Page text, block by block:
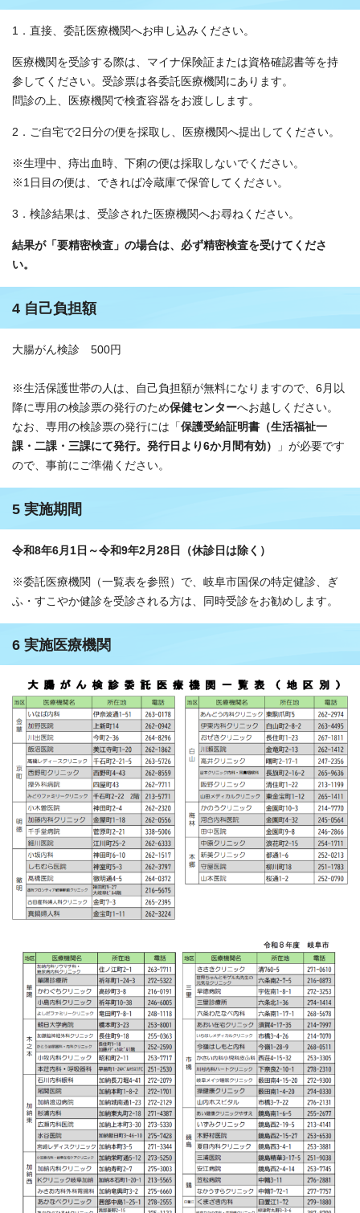
1．直接、委託医療機関へお申し込みください。
医療機関を受診する際は、マイナ保険証または資格確認書等を持
参してください。受診票は各委託医療機関にあります。
問診の上、医療機関で検査容器をお渡しします。
2．ご自宅で2日分の便を採取し、医療機関へ提出してください。
※生理中、痔出血時、下痢の便は採取しないでください。
※1日目の便は、できれば冷蔵庫で保管してください。
3．検診結果は、受診された医療機関へお尋ねください。
結果が「要精密検査」の場合は、必ず精密検査を受けてくださ
い。
4 自己負担額
大腸がん検診 500円
※生活保護世帯の人は、自己負担額が無料になりますので、6月以
降に専用の検診票の発行のため保健センターへお越しください。
なお、専用の検診票の発行には「保護受給証明書（生活福祉一
課・二課・三課にて発行。発行日より6か月間有効）
」が必要です
ので、事前にご準備ください。
5 実施期間
令和8年6月1日～令和9年2月28日（休診日は除く）
※委託医療機関（一覧表を参照）で、岐阜市国保の特定健診、ぎ
ふ・すこやか健診を受診される方は、同時受診をお勧めします。
6 実施医療機関